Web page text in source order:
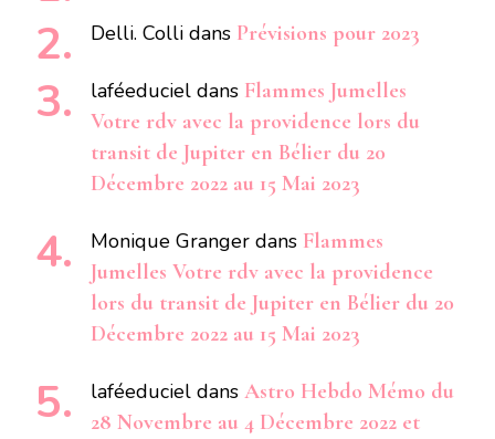
Delli. Colli dans Prévisions pour 2023
laféeduciel dans Flammes Jumelles
Votre rdv avec la providence lors du
transit de Jupiter en Bélier du 20
Décembre 2022 au 15 Mai 2023
Monique Granger dans Flammes
Jumelles Votre rdv avec la providence
lors du transit de Jupiter en Bélier du 20
Décembre 2022 au 15 Mai 2023
laféeduciel dans Astro Hebdo Mémo du
28 Novembre au 4 Décembre 2022 et